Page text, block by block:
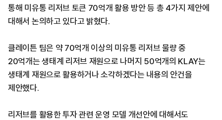
통해 미유통 리저브 토큰 70억개 활용 방안 등 총 4가지 제안에
대해서 논의하고 있다고 밝혔다.
클레이튼 팀은 약 70억개 이상의 미유통 리저브 물량 중
20억개는 생태계 리저브 재원으로 나머지 50억개의 KLAY는
생태계 재원으로 활용하거나 소각하겠다는 내용의 안건을
제안했다.
리저브를 활용한 투자 관련 운영 모델 개선안에 대해서도